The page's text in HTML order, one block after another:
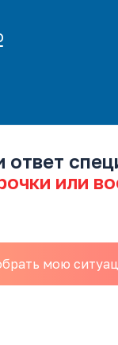
или